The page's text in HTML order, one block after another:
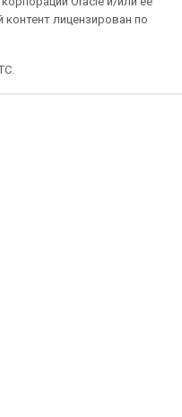
лицензирован по